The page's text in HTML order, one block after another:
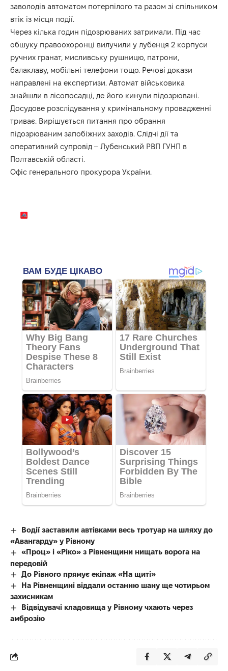
заволодів автоматом потерпілого та разом зі спільником
втік із місця події.
Через кілька годин підозрюваних затримали. Під час
обшуку правоохоронці вилучили у лубенця 2 корпуси
ручних гранат, мисливську рушницю, патрони,
балаклаву, мобільні телефони тощо. Речові докази
направлені на експертизи. Автомат військовика
знайшли в лісопосадці, де його кинули підозрювані.
Досудове розслідування у кримінальному провадженні
триває. Вирішується питання про обрання
підозрюваним запобіжних заходів. Слідчі дії та
оперативний супровід – Лубенський РВП ГУНП в
Полтавській області.
Офіс генерального прокурора України.
Водії заставили автівками весь тротуар на шляху до
«Авангарду» у Рівному
«Проц» і «Ріко» з Рівненщини нищать ворога на
передовій
До Рівного прямує екіпаж «На щиті»
На Рівненщині віддали останню шану ще чотирьом
захисникам
Відвідувачі кладовища у Рівному чхають через
амброзію